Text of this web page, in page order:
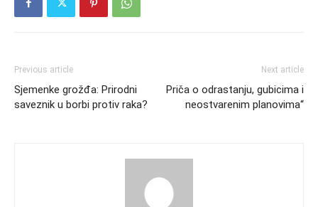
Previous article
Sjemenke grožđa: Prirodni
saveznik u borbi protiv raka?
Next article
Priča o odrastanju, gubicima i
neostvarenim planovima“